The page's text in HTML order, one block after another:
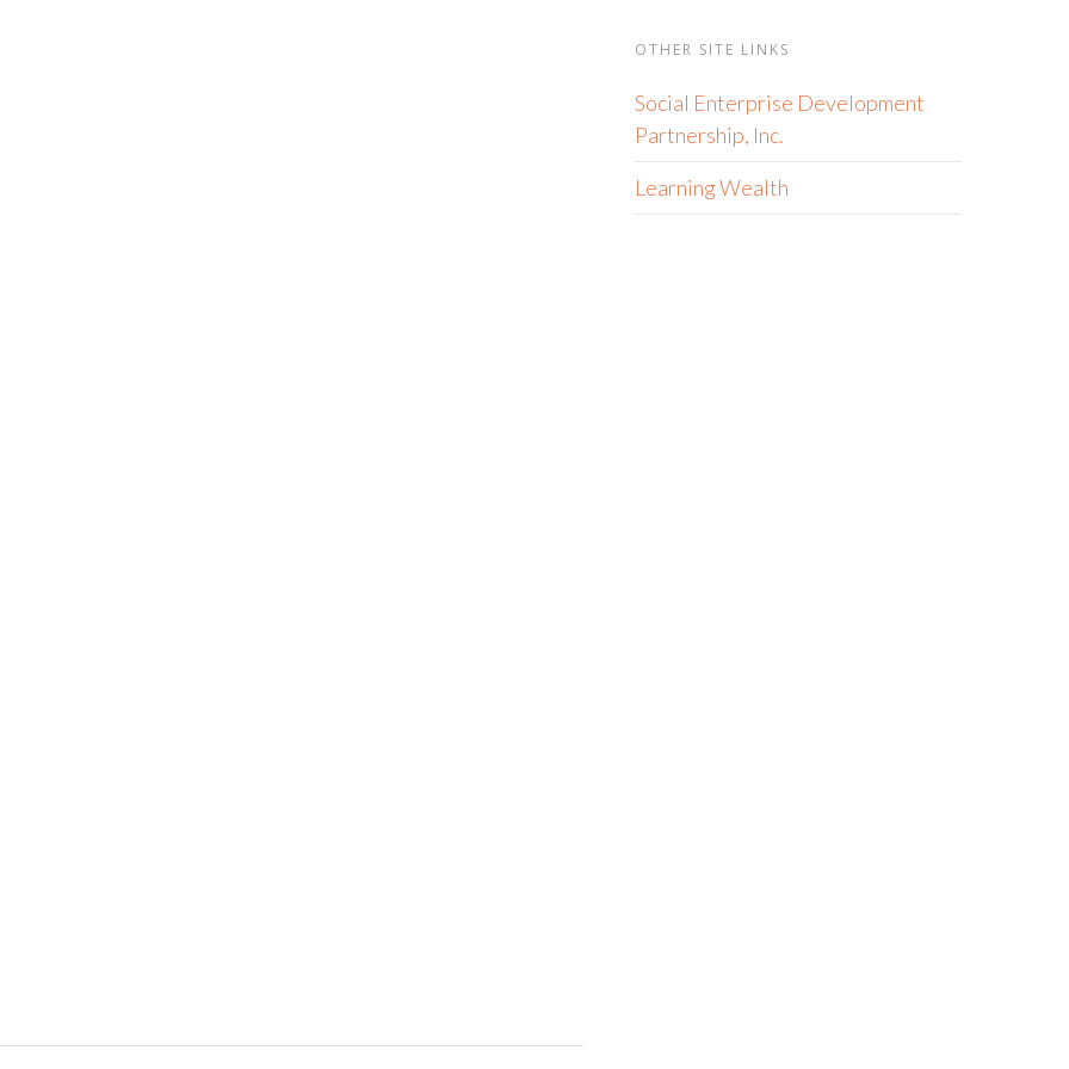
OTHER SITE LINKS
Social Enterprise Development
Partnership, Inc.
Learning Wealth